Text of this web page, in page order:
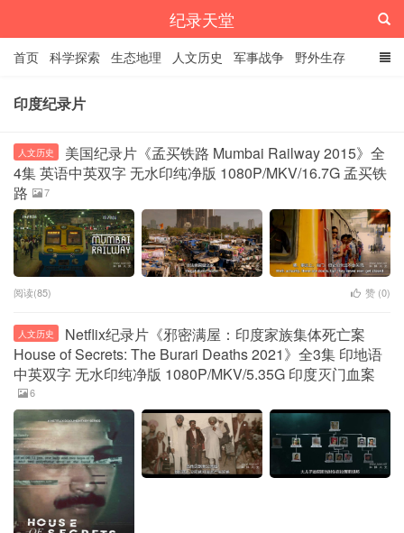
纪录天堂
首页 科学探索 生态地理 人文历史 军事战争 野外生存
经典纪录 4K纪录片
印度纪录片
人文历史
美国纪录片《孟买铁路 Mumbai Railway 2015》全
4集 英语中英双字 无水印纯净版 1080P/MKV/16.7G 孟买铁
路
7
阅读(85) 赞 (0)
人文历史
Netflix纪录片《邪密满屋：印度家族集体死亡案
House of Secrets: The Burari Deaths 2021》全3集 印地语
中英双字 无水印纯净版 1080P/MKV/5.35G 印度灭门血案
6